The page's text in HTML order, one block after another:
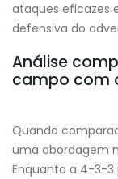
ataques eficazes
defensiva do
Análise
campo com
Quando
uma abordagem
Enquanto a 4-3-3